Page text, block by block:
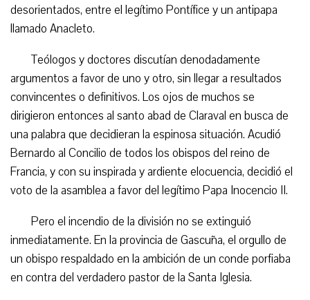
desorientados, entre el legítimo Pontífice y un antipapa
llamado Anacleto.
Teólogos y doctores discutían denodadamente
argumentos a favor de uno y otro, sin llegar a resultados
convincentes o definitivos. Los ojos de muchos se
dirigieron entonces al santo abad de Claraval en busca de
una palabra que decidieran la espinosa situación. Acudió
Bernardo al Concilio de todos los obispos del reino de
Francia, y con su inspirada y ardiente elocuencia, decidió el
voto de la asamblea a favor del legítimo Papa Inocencio II.
Pero el incendio de la división no se extinguió
inmediatamente. En la provincia de Gascuña, el orgullo de
un obispo respaldado en la ambición de un conde porfiaba
en contra del verdadero pastor de la Santa Iglesia.